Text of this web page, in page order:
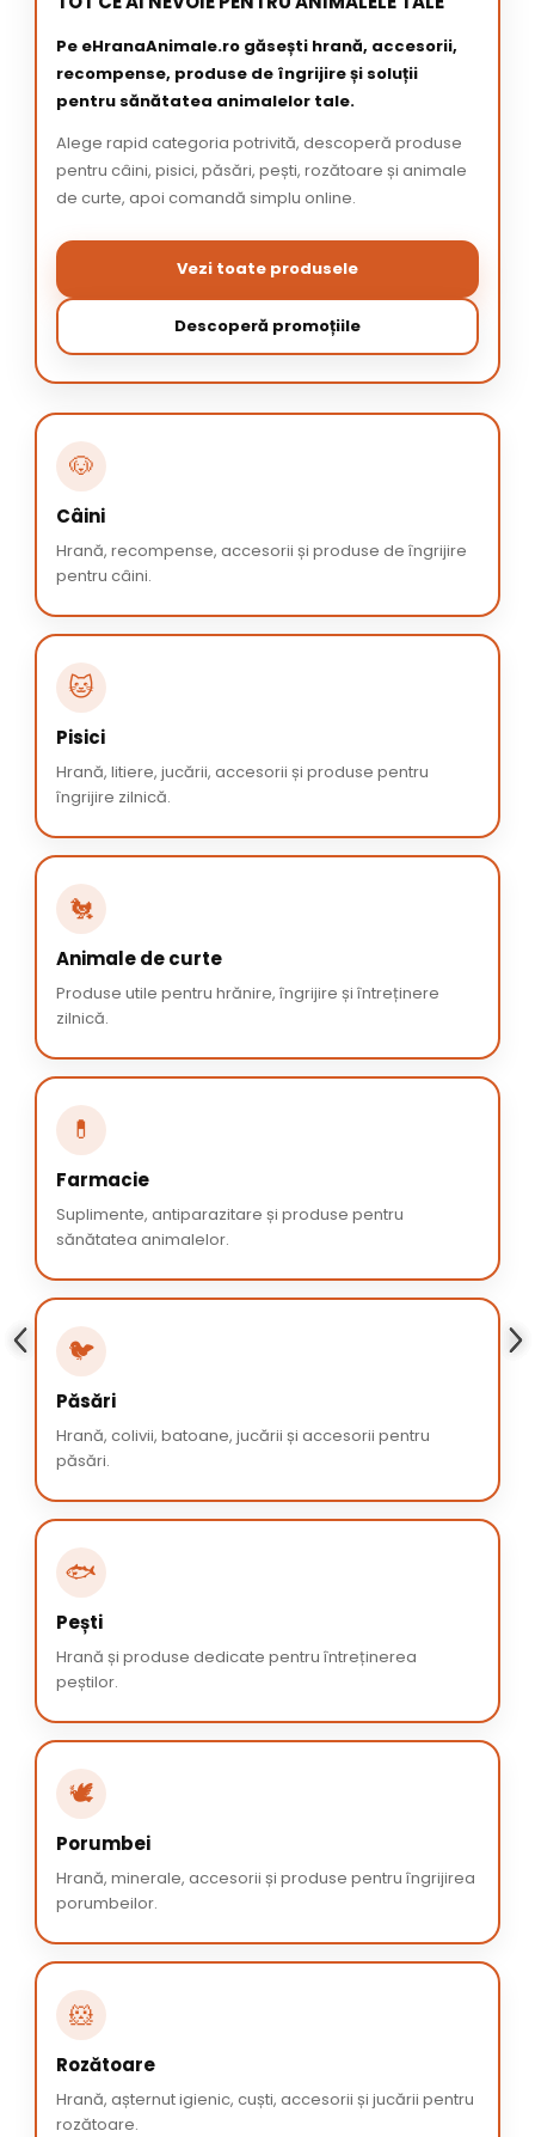
Pe eHranaAnimale.ro găsești hrană, accesorii,
recompense, produse de îngrijire și soluții
pentru sănătatea animalelor tale.
Alege rapid categoria potrivită, descoperă produse
pentru câini, pisici, păsări, pești, rozătoare și animale
de curte, apoi comandă simplu online.
Vezi toate produsele
Descoperă promoțiile
🐶
Câini
Hrană, recompense, accesorii și produse de îngrijire
pentru câini.
🐱
Pisici
Hrană, litiere, jucării, accesorii și produse pentru
îngrijire zilnică.
🐔
Animale de curte
Produse utile pentru hrănire, îngrijire și întreținere
zilnică.
💊
Farmacie
Suplimente, antiparazitare și produse pentru
sănătatea animalelor.
🐦
Păsări
Hrană, colivii, batoane, jucării și accesorii pentru
păsări.
🐟
Pești
Hrană și produse dedicate pentru întreținerea
peștilor.
🕊️
Porumbei
Hrană, minerale, accesorii și produse pentru îngrijirea
porumbeilor.
🐹
Rozătoare
Hrană, așternut igienic, cuști, accesorii și jucării pentru
rozătoare.